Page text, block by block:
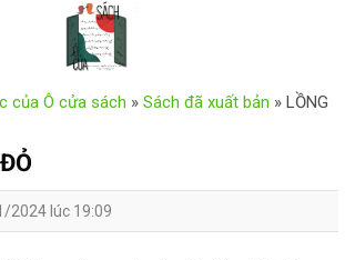
của Ô cửa sách » Sách đã xuất bản » LỒNG
2024 lúc 19:09